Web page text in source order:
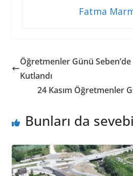
Fatma
Öğretmenler Günü
Kutlandı
24 Kasım Öğretmenler
Bunları da